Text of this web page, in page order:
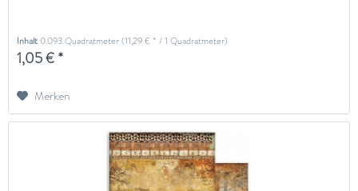
Inhalt0.093 Quadratmeter(11,29 € * / 1 Quadratmeter)
1,05 € *
Merken